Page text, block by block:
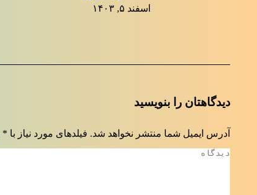
اسفند ۵, ۱۴۰۳
دیدگاهتان را بنویسید
آدرس ایمیل شما منتشر نخواهد شد. فیلدهای مورد نیاز با *
دیدگاه